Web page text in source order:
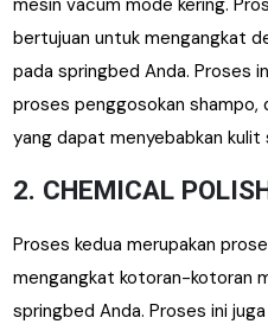
bertujuan untuk mengangkat
pada springbed Anda. Proses
proses penggosokan
yang dapat menyebabkan kulit
2. CHEMICAL
Proses kedua merupakan
mengangkat kotoran-kotoran
springbed Anda. Proses ini